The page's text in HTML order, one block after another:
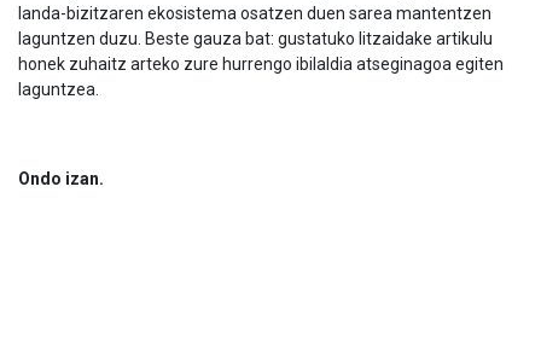
landa-bizitzaren ekosistema osatzen duen sarea mantentzen
laguntzen duzu. Beste gauza bat: gustatuko litzaidake artikulu
honek zuhaitz arteko zure hurrengo ibilaldia atseginagoa egiten
laguntzea.
Ondo izan.